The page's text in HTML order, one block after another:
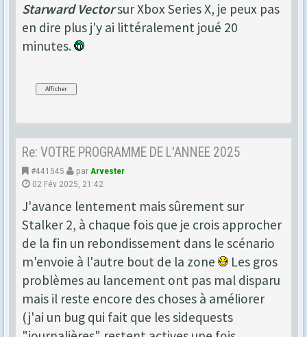
Starward Vectorsur Xbox Series X, je peux pas
en dire plus j'y ai littéralement joué 20
minutes.
Re: VOTRE PROGRAMME DE L'ANNEE 2025
#441545 par Arvester
02 Fév 2025, 21:42
J'avance lentement mais sûrement sur
Stalker 2, à chaque fois que je crois approcher
de la fin un rebondissement dans le scénario
m'envoie à l'autre bout de la zone
Les gros
problèmes au lancement ont pas mal disparu
mais il reste encore des choses à améliorer
(j'ai un bug qui fait que les sidequests